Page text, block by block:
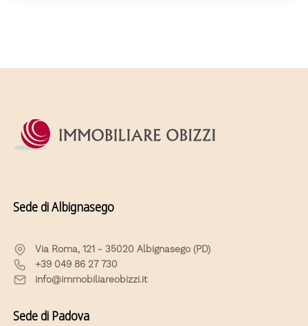
Sede di Albignasego
Via Roma, 121 - 35020 Albignasego (PD)
+39 049 86 27 730
info@immobiliareobizzi.it
Sede di Padova